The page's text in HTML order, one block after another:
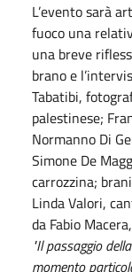
L’evento sarà
fuoco una
una breve
brano e
Tabatibi,
palestinese;
Normanno Di
Simone De
carrozzina;
Linda Valori,
da Fabio
"Il passaggio
momento